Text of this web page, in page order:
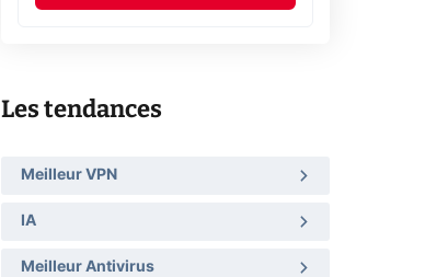
Les tendances
Meilleur VPN
IA
Meilleur Antivirus